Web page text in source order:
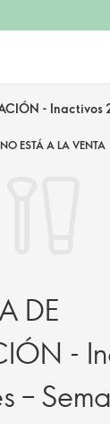
-
ESTÁ A LA VENTA
DE
-
–